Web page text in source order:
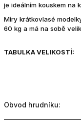
je ideálním kouskem na
Míry krátkovlasé
60 kg a má na sobě
TABULKA VELIKOSTÍ:
Obvod hrudníku: